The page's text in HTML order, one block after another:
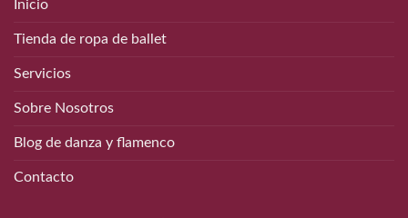
Inicio
Tienda de ropa de ballet
Servicios
Sobre Nosotros
Blog de danza y flamenco
Contacto